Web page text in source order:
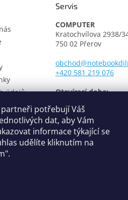
potřebují Váš
dat, aby Vám
informace týkající se
udělíte kliknutím na
údajů
Servis
COMPUTER
Kratochvílova 2938/
750 02 Přerov
+420 581 219 076
Otevírací doba:
Pondělí - Pátek: 9.00